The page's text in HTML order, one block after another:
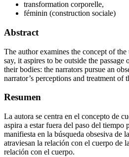
transformation corporelle,
féminin (construction sociale)
Abstract
The author examines the concept of
say, it aspires to be outside the
their bodies: the narrators pursue an
narrator’s perceptions and treatment of
Resumen
La autora se centra en el concepto de
aspira a estar fuera del paso del
manifiesta en la búsqueda obsesiva de
atraviesan la relación con el cuerpo de
relación con el cuerpo.